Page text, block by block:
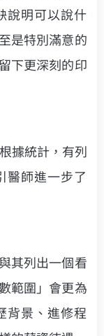
說明可以說什
是特別滿意的
下更深刻的印
據統計，有列
醫師進一步了
其列出一個看
範圍」會更為
背景、進修程